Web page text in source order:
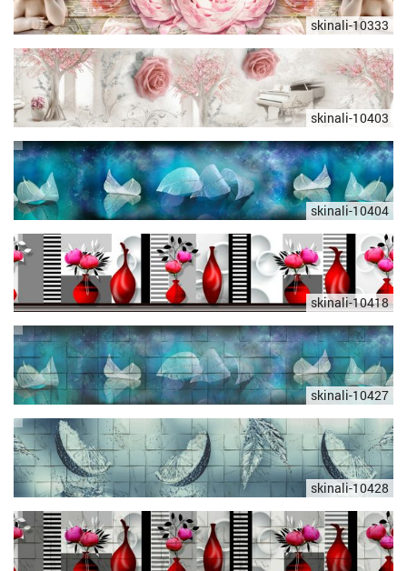
skinali-10333
skinali-10403
skinali-10404
skinali-10418
skinali-10427
skinali-10428